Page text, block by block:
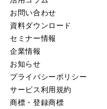
お問い合わせ
資料ダウンロード
セミナー情報
企業情報
お知らせ
プライバシーポリシー
サービス利用規約
商標・登録商標